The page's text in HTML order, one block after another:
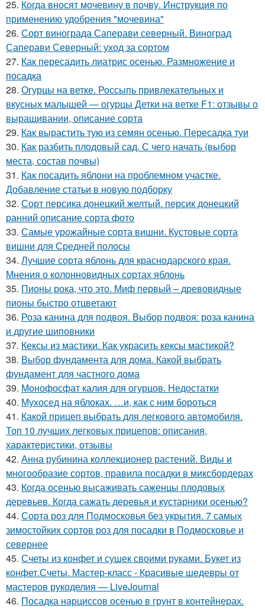
25. Когда вносят мочевину в почву. Инструкция по
применению удобрения "мочевина"
26. Сорт винограда Саперави северный. Виноград
Саперави Северный: уход за сортом
27. Как пересадить лиатрис осенью. Размножение и
посадка
28. Огурцы на ветке. Россыпь привлекательных и
вкусных малышей — огурцы Детки на ветке F1: отзывы о
выращивании, описание сорта
29. Как вырастить тую из семян осенью. Пересадка туи
30. Как разбить плодовый сад. С чего начать (выбор
места, состав почвы)
31. Как посадить яблони на проблемном участке.
Добавление статьи в новую подборку
32. Сорт персика донецкий желтый. персик донецкий
ранний описание сорта фото
33. Самые урожайные сорта вишни. Кустовые сорта
вишни для Средней полосы
34. Лучшие сорта яблонь для краснодарского края.
Мнения о колонновидных сортах яблонь
35. Пионы рока, что это. Миф первый – древовидные
пионы быстро отцветают
36. Роза канина для подвоя. Выбор подвоя: роза канина
и другие шиповники
37. Кексы из мастики. Как украсить кексы мастикой?
38. Выбор фундамента для дома. Какой выбрать
фундамент для частного дома
39. Монофосфат калия для огурцов. Недостатки
40. Мухосед на яблоках. …и, как с ним бороться
41. Какой прицеп выбрать для легкового автомобиля.
Топ 10 лучших легковых прицепов: описания,
характеристики, отзывы
42. Анна рубинина коллекционер растений. Виды и
многообразие сортов, правила посадки в миксбордерах
43. Когда осенью высаживать саженцы плодовых
деревьев. Когда сажать деревья и кустарники осенью?
44. Сорта роз для Подмосковья без укрытия. 7 самых
зимостойких сортов роз для посадки в Подмосковье и
севернее
45. Счеты из конфет и сушек своими руками. Букет из
конфет.Счеты. Мастер-класс - Красивые шедевры от
мастеров рукоделия — LiveJournal
46. Посадка нарциссов осенью в грунт в контейнерах.